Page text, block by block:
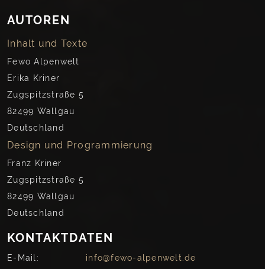
AUTOREN
Inhalt und Texte
Fewo Alpenwelt
Erika Kriner
Zugspitzstraße 5
82499 Wallgau
Deutschland
Design und Programmierung
Franz Kriner
Zugspitzstraße 5
82499 Wallgau
Deutschland
KONTAKTDATEN
E-Mail:
info@fewo-alpenwelt.de